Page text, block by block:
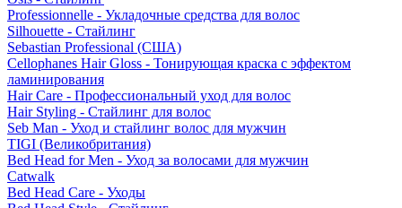
Professionnelle - Укладочные средства для волос
Silhouette - Стайлинг
Sebastian Professional (США)
Cellophanes Hair Gloss - Тонирующая краска с эффектом
ламинирования
Hair Care - Профессиональный уход для волос
Hair Styling - Стайлинг для волос
Seb Man - Уход и стайлинг волос для мужчин
TIGI (Великобритания)
Bed Head for Men - Уход за волосами для мужчин
Catwalk
Bed Head Care - Уходы